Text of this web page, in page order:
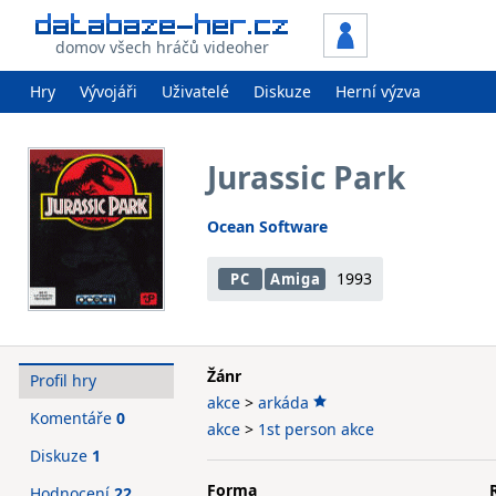
domov všech hráčů videoher
Hry Vývojáři Uživatelé Diskuze Herní výzva
Jurassic Park
Ocean Software
PC Amiga 1993
Žánr
akce > arkáda
akce > 1st person akce
Forma
Profil hry
Komentáře 0
Diskuze 1